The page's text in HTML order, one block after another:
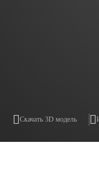
Скачать 3D модель